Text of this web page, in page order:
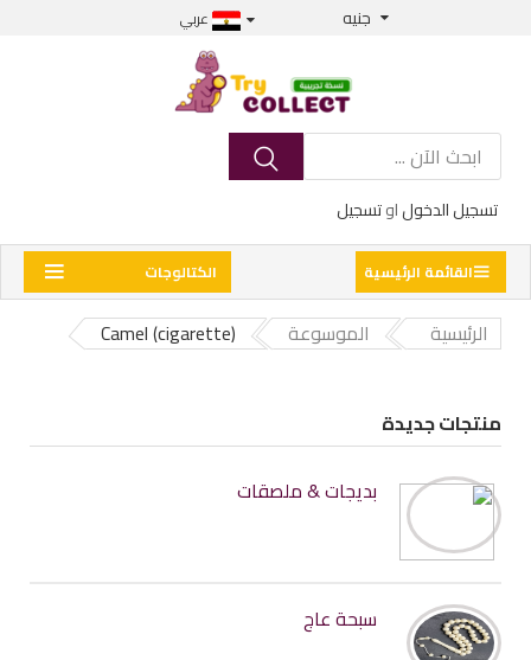
جنيه عربي
تسجيل الدخولاوتسجيل
الكتالوجات القائمة الرئيسية
الرئيسية الموسوعة Camel (cigarette)
منتجات جديدة
بديجات & ملصقات
سبحة عاج